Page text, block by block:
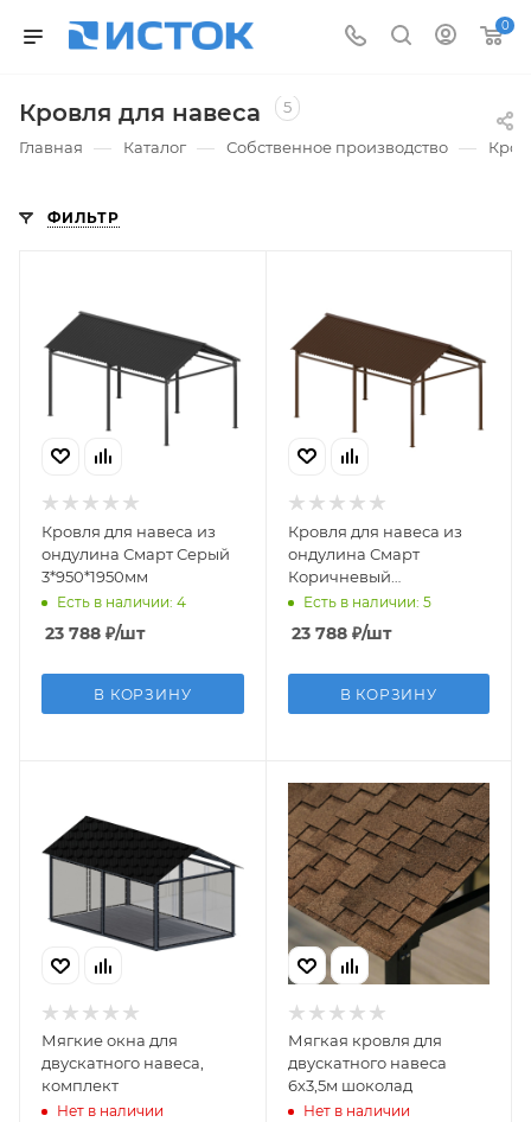
0
Кровля для навеса 5
Главная — Каталог — Собственное производство —
ФИЛЬТР
Кровля для навеса из
ондулина Смарт Серый
3*950*1950мм
Есть в наличии: 4
23 788 ₽/шт
В КОРЗИНУ
Кровля для навеса из
ондулина Смарт
Коричневый
3*950*1950мм
Есть в наличии: 5
23 788₽/шт
В КОРЗИНУ
Мягкие окна для
двускатного навеса,
комплект
Нет в наличии
Мягкая кровля для
двускатного навеса
6х3,5м шоколад
Нет в наличии